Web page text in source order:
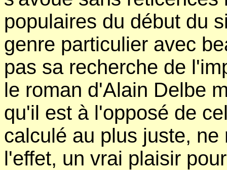
populaires du début du
genre particulier avec
pas sa recherche de
le roman d'Alain Delbe
qu'il est à l'opposé de
calculé au plus juste,
l'effet, un vrai plaisir